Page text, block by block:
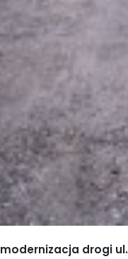
modernizacja drogi